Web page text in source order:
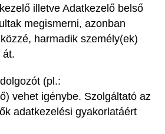
illetve Adatkezelő belső
megismerni, azonban
harmadik személy(ek)
át.
(pl.:
vehet igénybe. Szolgáltató az
adatkezelési gyakorlatáért